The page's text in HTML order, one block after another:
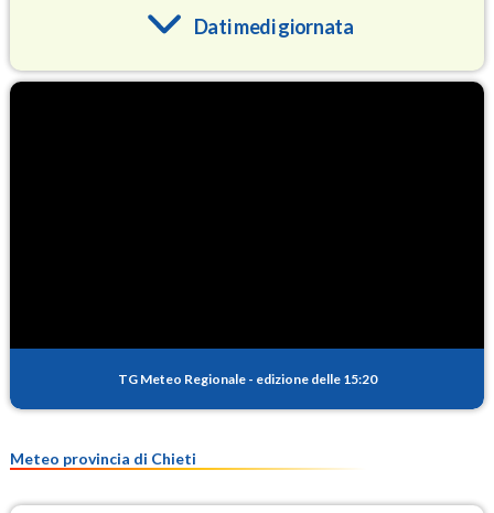
Dati medi giornata
PM25
TG Meteo Regionale - edizione delle 15:20
Meteo provincia di Chieti